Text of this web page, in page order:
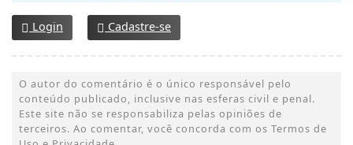
Login Cadastre-se
O autor do comentário é o único responsável pelo
conteúdo publicado, inclusive nas esferas civil e penal.
Este site não se responsabiliza pelas opiniões de
terceiros. Ao comentar, você concorda com os Termos de